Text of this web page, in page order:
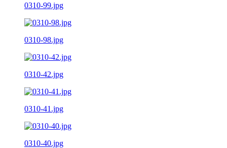
0310-99.jpg
0310-98.jpg
0310-42.jpg
0310-41.jpg
0310-40.jpg